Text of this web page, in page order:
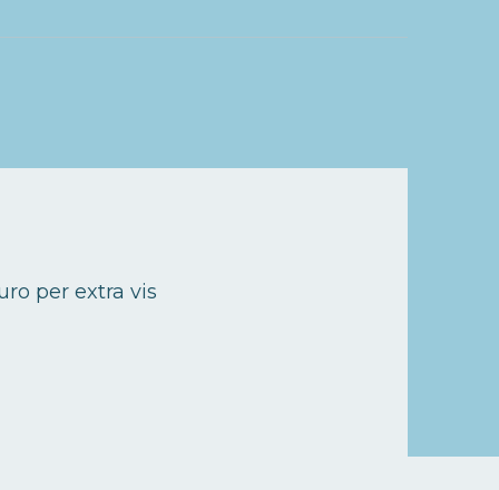
per extra vis